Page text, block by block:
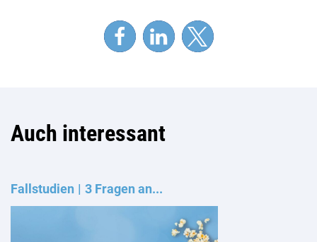
Auch interessant
Fallstudien 3 Fragen an...